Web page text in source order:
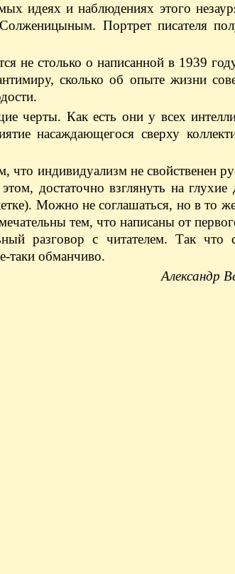
идеях и наблюдениях этого
Портрет писателя
не столько о написанной в 1939
сколько об опыте жизни
черты. Как есть они у всех
насаждающегося сверху
индивидуализм не свойственен
достаточно взглянуть на глухие
Можно не соглашаться, но в то
тем, что написаны от
разговор с читателем. Так что
таки обманчиво.
Александр